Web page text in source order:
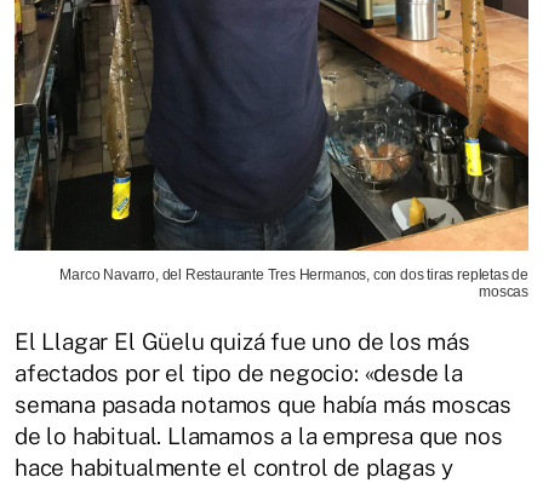
Marco Navarro, del Restaurante Tres Hermanos, con dos tiras repletas de
moscas
El Llagar El Güelu quizá fue uno de los más
afectados por el tipo de negocio: «desde la
semana pasada notamos que había más moscas
de lo habitual. Llamamos a la empresa que nos
hace habitualmente el control de plagas y